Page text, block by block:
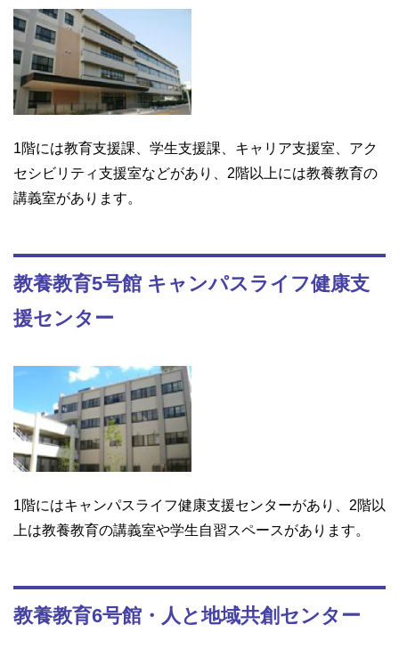
1階には教育支援課、学生支援課、キャリア支援室、アク
セシビリティ支援室などがあり、2階以上には教養教育の
講義室があります。
教養教育5号館 キャンパスライフ健康支
援センター
1階にはキャンパスライフ健康支援センターがあり、2階以
上は教養教育の講義室や学生自習スペースがあります。
教養教育6号館・人と地域共創センター